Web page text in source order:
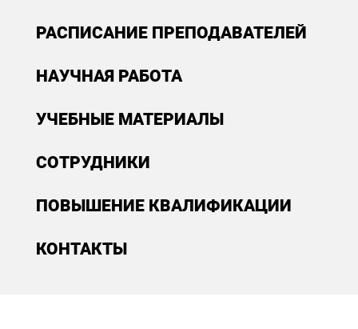
РАСПИСАНИЕ ПРЕПОДАВАТЕЛЕЙ
НАУЧНАЯ РАБОТА
УЧЕБНЫЕ МАТЕРИАЛЫ
СОТРУДНИКИ
ПОВЫШЕНИЕ КВАЛИФИКАЦИИ
КОНТАКТЫ